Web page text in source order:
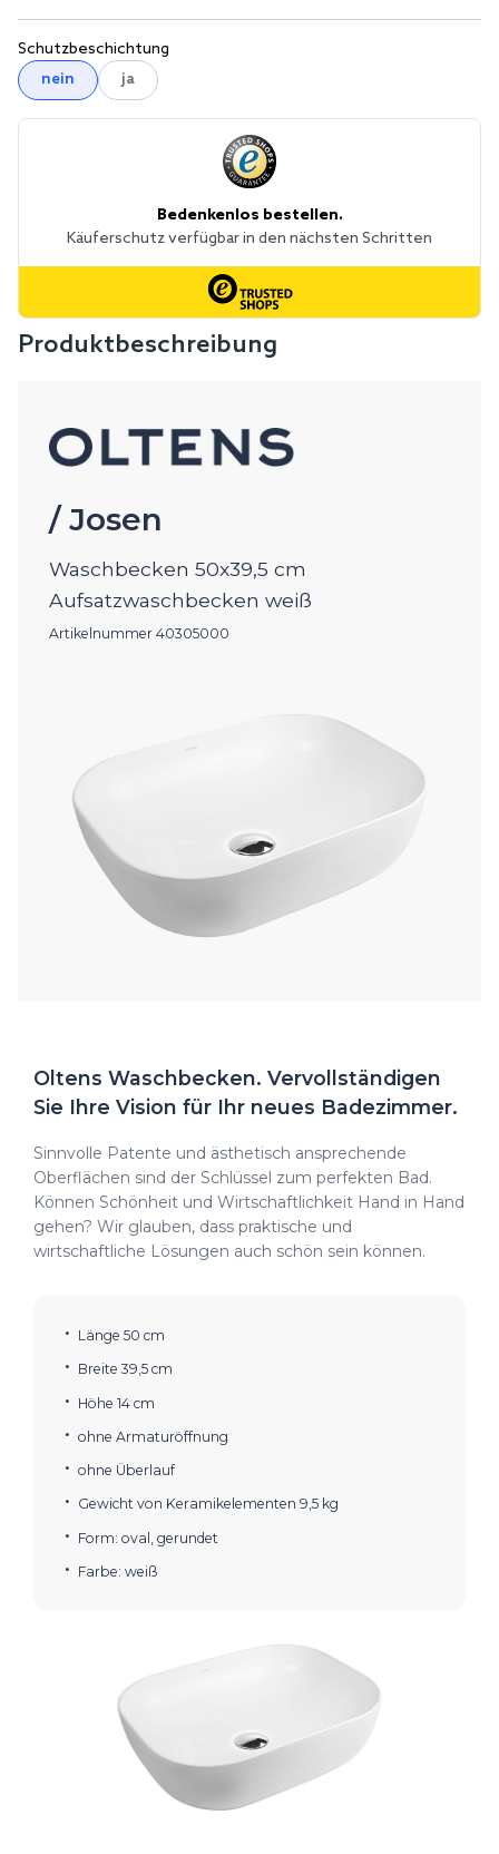
Schutzbeschichtung
nein
ja
Produktbeschreibung
/ Josen
Waschbecken 50x39,5 cm
Aufsatzwaschbecken weiß
Artikelnummer 40305000
Oltens Waschbecken. Vervollständigen
Sie Ihre Vision für Ihr neues Badezimmer.
Sinnvolle Patente und ästhetisch ansprechende
Oberflächen sind der Schlüssel zum perfekten Bad.
Können Schönheit und Wirtschaftlichkeit Hand in Hand
gehen? Wir glauben, dass praktische und
wirtschaftliche Lösungen auch schön sein können.
Länge 50 cm
Breite 39,5 cm
Höhe 14 cm
ohne Armaturöffnung
ohne Überlauf
Gewicht von Keramikelementen 9,5 kg
Form: oval, gerundet
Farbe: weiß